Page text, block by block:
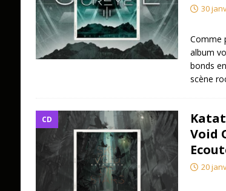
30
Comme
album
bonds
scène
CD
Void
20